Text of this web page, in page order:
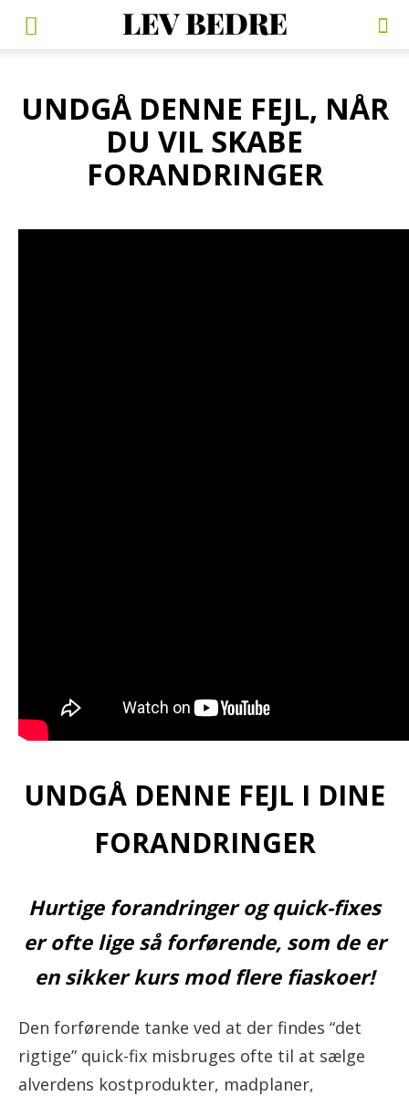
UNDGÅ DENNE FEJL, NÅR
DU VIL SKABE
FORANDRINGER
UNDGÅ DENNE FEJL I DINE
FORANDRINGER
Hurtige forandringer og quick-fixes
er ofte lige så forførende, som de er
en sikker kurs mod flere fiaskoer!
Den forførende tanke ved at der findes “det
rigtige” quick-fix misbruges ofte til at sælge
alverdens kostprodukter, madplaner,